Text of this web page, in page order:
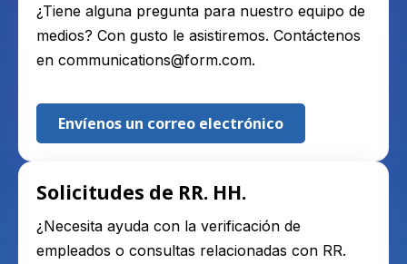
¿Tiene alguna pregunta para nuestro equipo de
medios? Con gusto le asistiremos. Contáctenos
en communications@form.com.
Envíenos un correo electrónico
Solicitudes de RR. HH.
¿Necesita ayuda con la verificación de
empleados o consultas relacionadas con RR.